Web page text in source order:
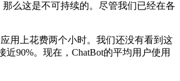
么这是不可持续的。尽管我们已经在各
用上花费两个小时。我们还没有看到这
90%。现在，ChatBot的平均用户使用